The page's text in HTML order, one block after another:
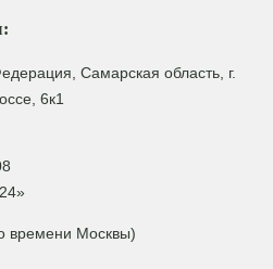
Самарская область, г.
6к1
времени Москвы)